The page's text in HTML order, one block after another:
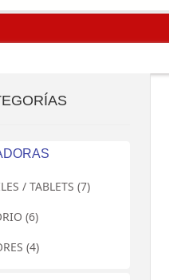
/ TABLETS (7)
(6)
(4)